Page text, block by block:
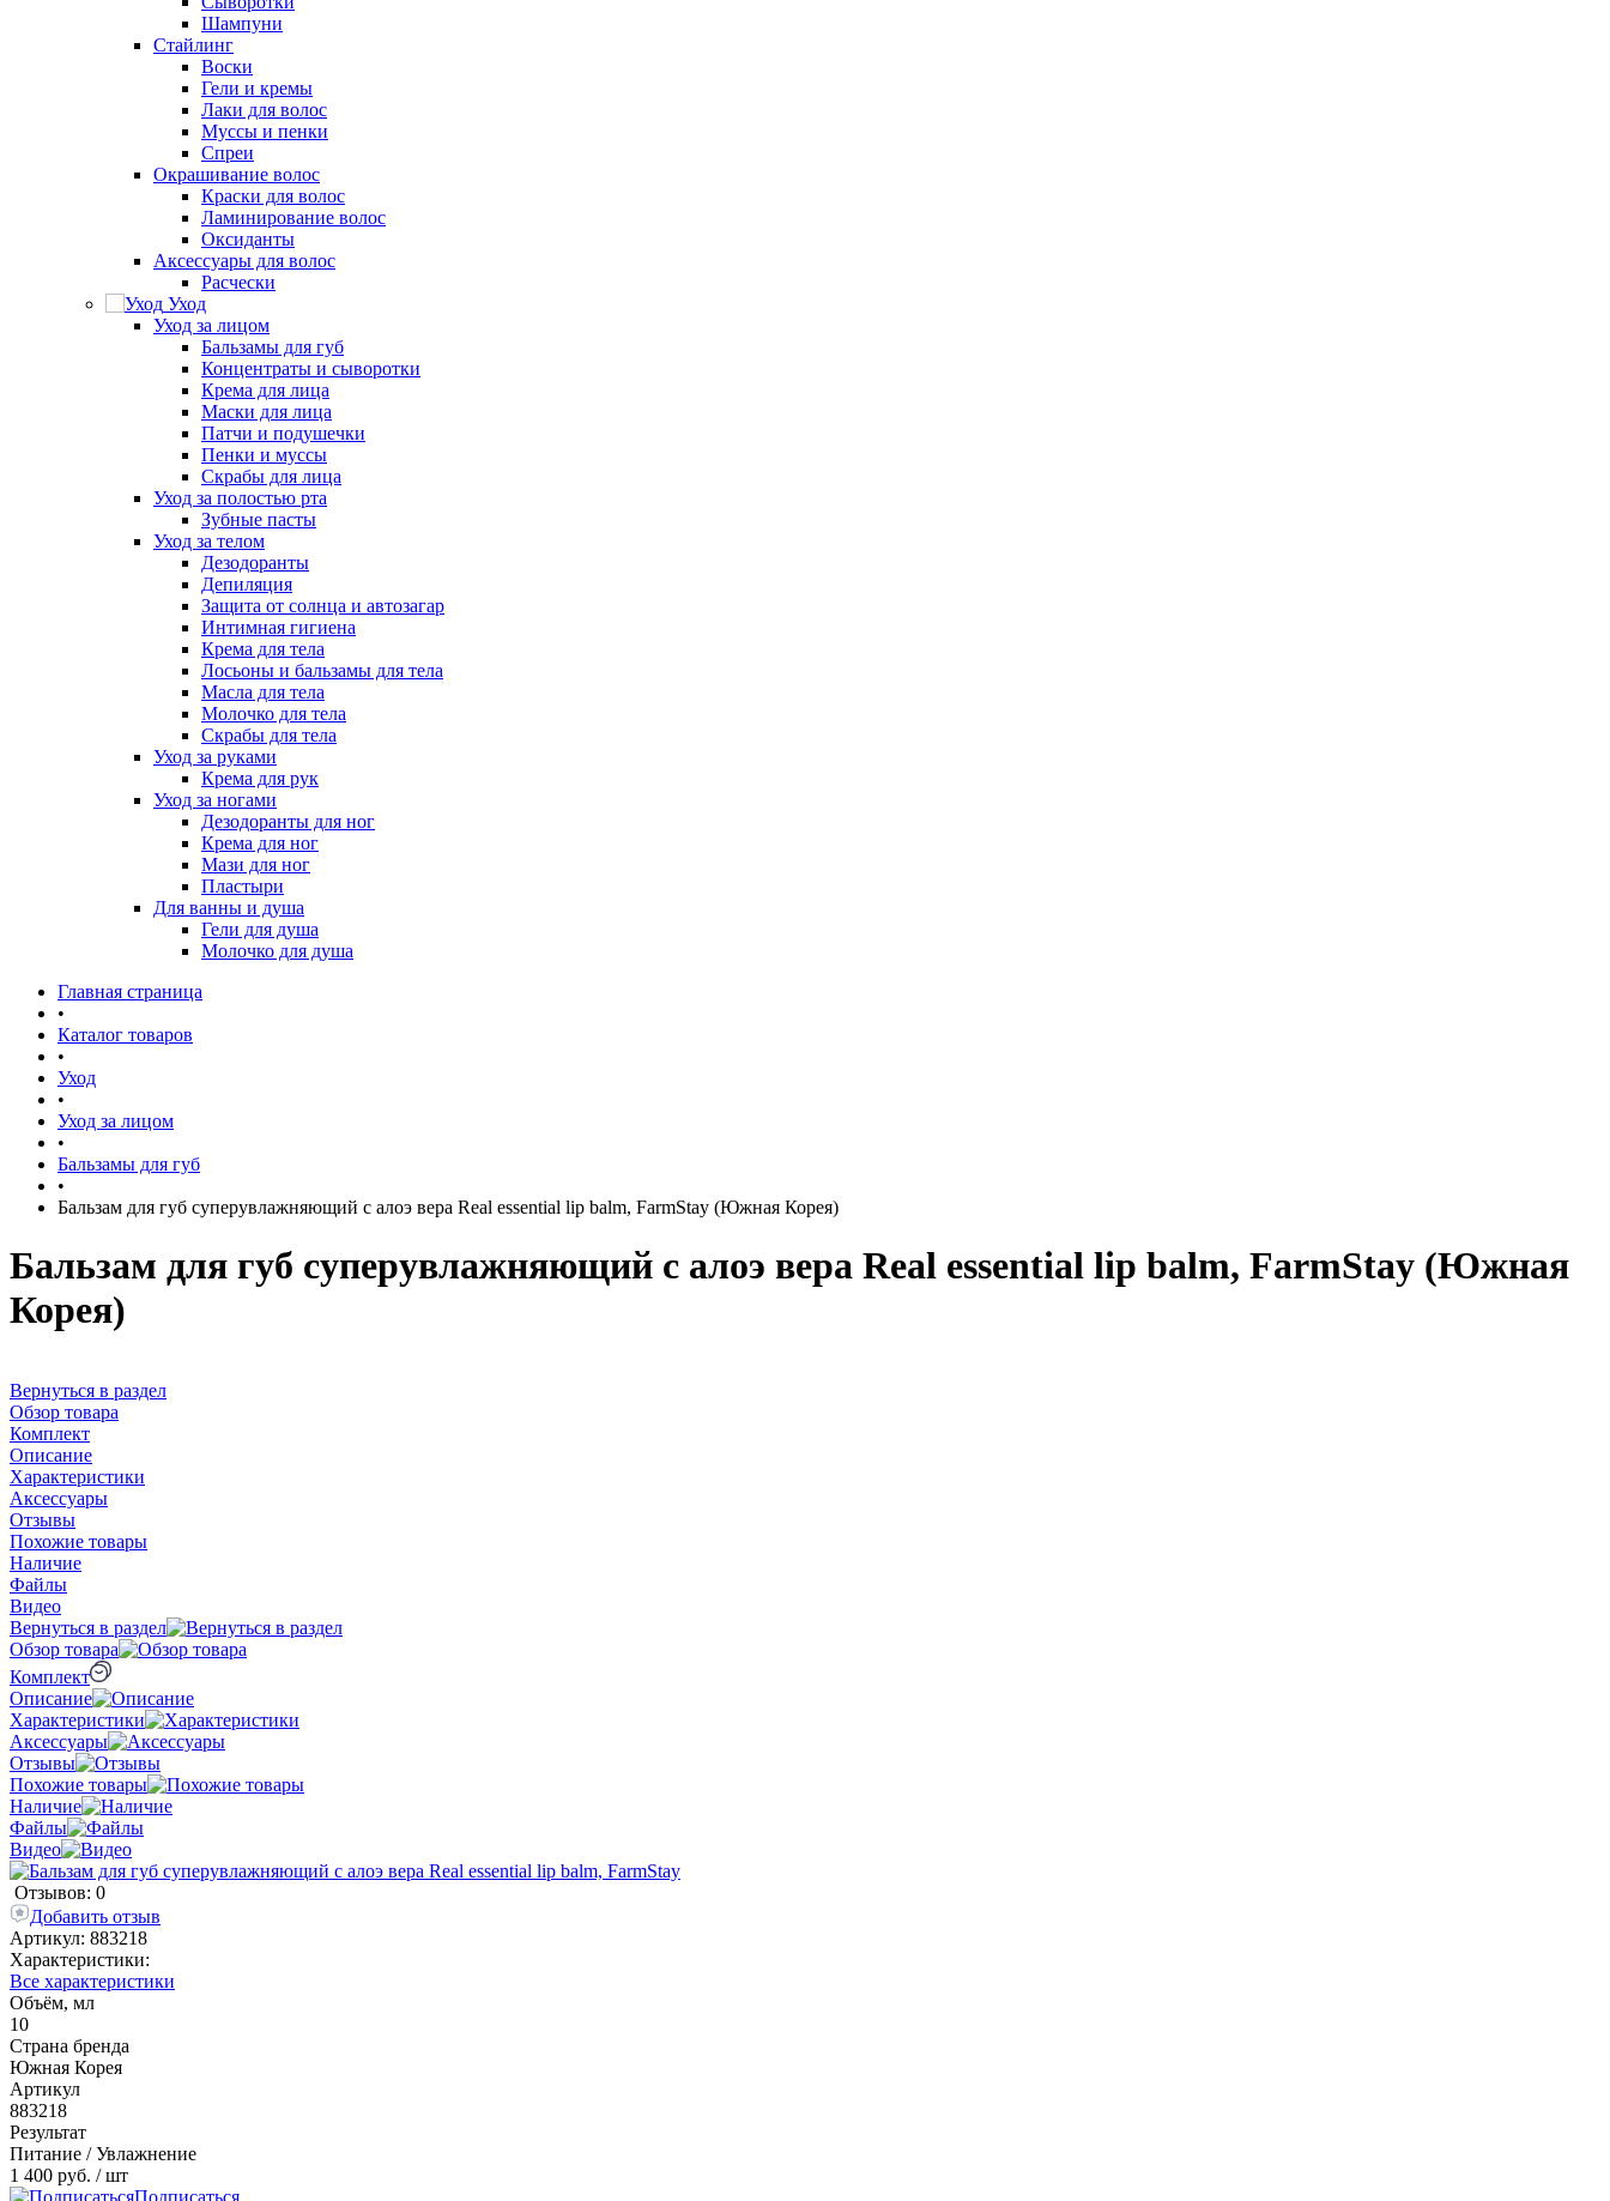
Шампуни
Стайлинг
Воски
Гели и кремы
Лаки для волос
Муссы и пенки
Спреи
Окрашивание волос
Краски для волос
Ламинирование волос
Оксиданты
Аксессуары для волос
Расчески
Уход
Уход за лицом
Бальзамы для губ
Концентраты и сыворотки
Крема для лица
Маски для лица
Патчи и подушечки
Пенки и муссы
Скрабы для лица
Уход за полостью рта
Зубные пасты
Уход за телом
Дезодоранты
Депиляция
Защита от солнца и автозагар
Интимная гигиена
Крема для тела
Лосьоны и бальзамы для тела
Масла для тела
Молочко для тела
Скрабы для тела
Уход за руками
Крема для рук
Уход за ногами
Дезодоранты для ног
Крема для ног
Мази для ног
Пластыри
Для ванны и душа
Гели для душа
Молочко для душа
Главная страница
•
Каталог товаров
•
Уход
•
Уход за лицом
•
Бальзамы для губ
•
Бальзам для губ суперувлажняющий с алоэ вера Real essential lip balm, FarmStay (Южная Корея)
Бальзам для губ суперувлажняющий с алоэ вера Real essential lip balm, FarmStay (Южная
Корея)
Вернуться в раздел
Обзор товара
Комплект
Описание
Характеристики
Аксессуары
Отзывы
Похожие товары
Наличие
Файлы
Видео
Вернуться в раздел
Обзор товара
Комплект
Описание
Характеристики
Аксессуары
Отзывы
Похожие товары
Наличие
Файлы
Видео
Отзывов: 0
Добавить отзыв
Артикул: 883218
Характеристики:
Все характеристики
Объём, мл
10
Страна бренда
Южная Корея
Артикул
883218
Результат
Питание / Увлажнение
1 400 руб. / шт
Подписаться